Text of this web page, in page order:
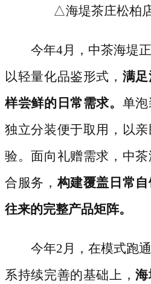
△海堤茶庄松柏
今年4月，中茶海堤
以轻量化品鉴形式， 满
样尝鲜的日常需求。 单泡
独立分装便于取用，以
验。面向礼赠需求，中
合服务，构建覆盖日常
往来的完整产品矩阵。
今年2月，在模式跑
系持续完善的基础上，